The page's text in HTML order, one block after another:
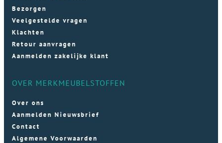
Bezorgen
Veelgestelde vragen
Klachten
Retour aanvragen
Aanmelden zakelijke klant
OVER MERKMEUBELSTOFFEN
Over ons
Aanmelden Nieuwsbrief
Contact
Algemene Voorwaarden